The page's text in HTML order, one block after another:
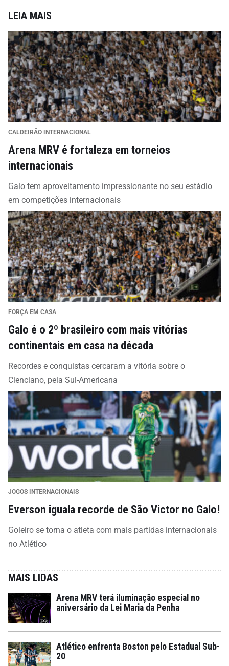
LEIA MAIS
CALDEIRÃO INTERNACIONAL
Arena MRV é fortaleza em torneios
internacionais
Galo tem aproveitamento impressionante no seu estádio
em competições internacionais
FORÇA EM CASA
Galo é o 2º brasileiro com mais vitórias
continentais em casa na década
Recordes e conquistas cercaram a vitória sobre o
Cienciano, pela Sul-Americana
JOGOS INTERNACIONAIS
Everson iguala recorde de São Victor no Galo!
Goleiro se torna o atleta com mais partidas internacionais
no Atlético
MAIS LIDAS
Arena MRV terá iluminação especial no
aniversário da Lei Maria da Penha
Atlético enfrenta Boston pelo Estadual Sub-
20